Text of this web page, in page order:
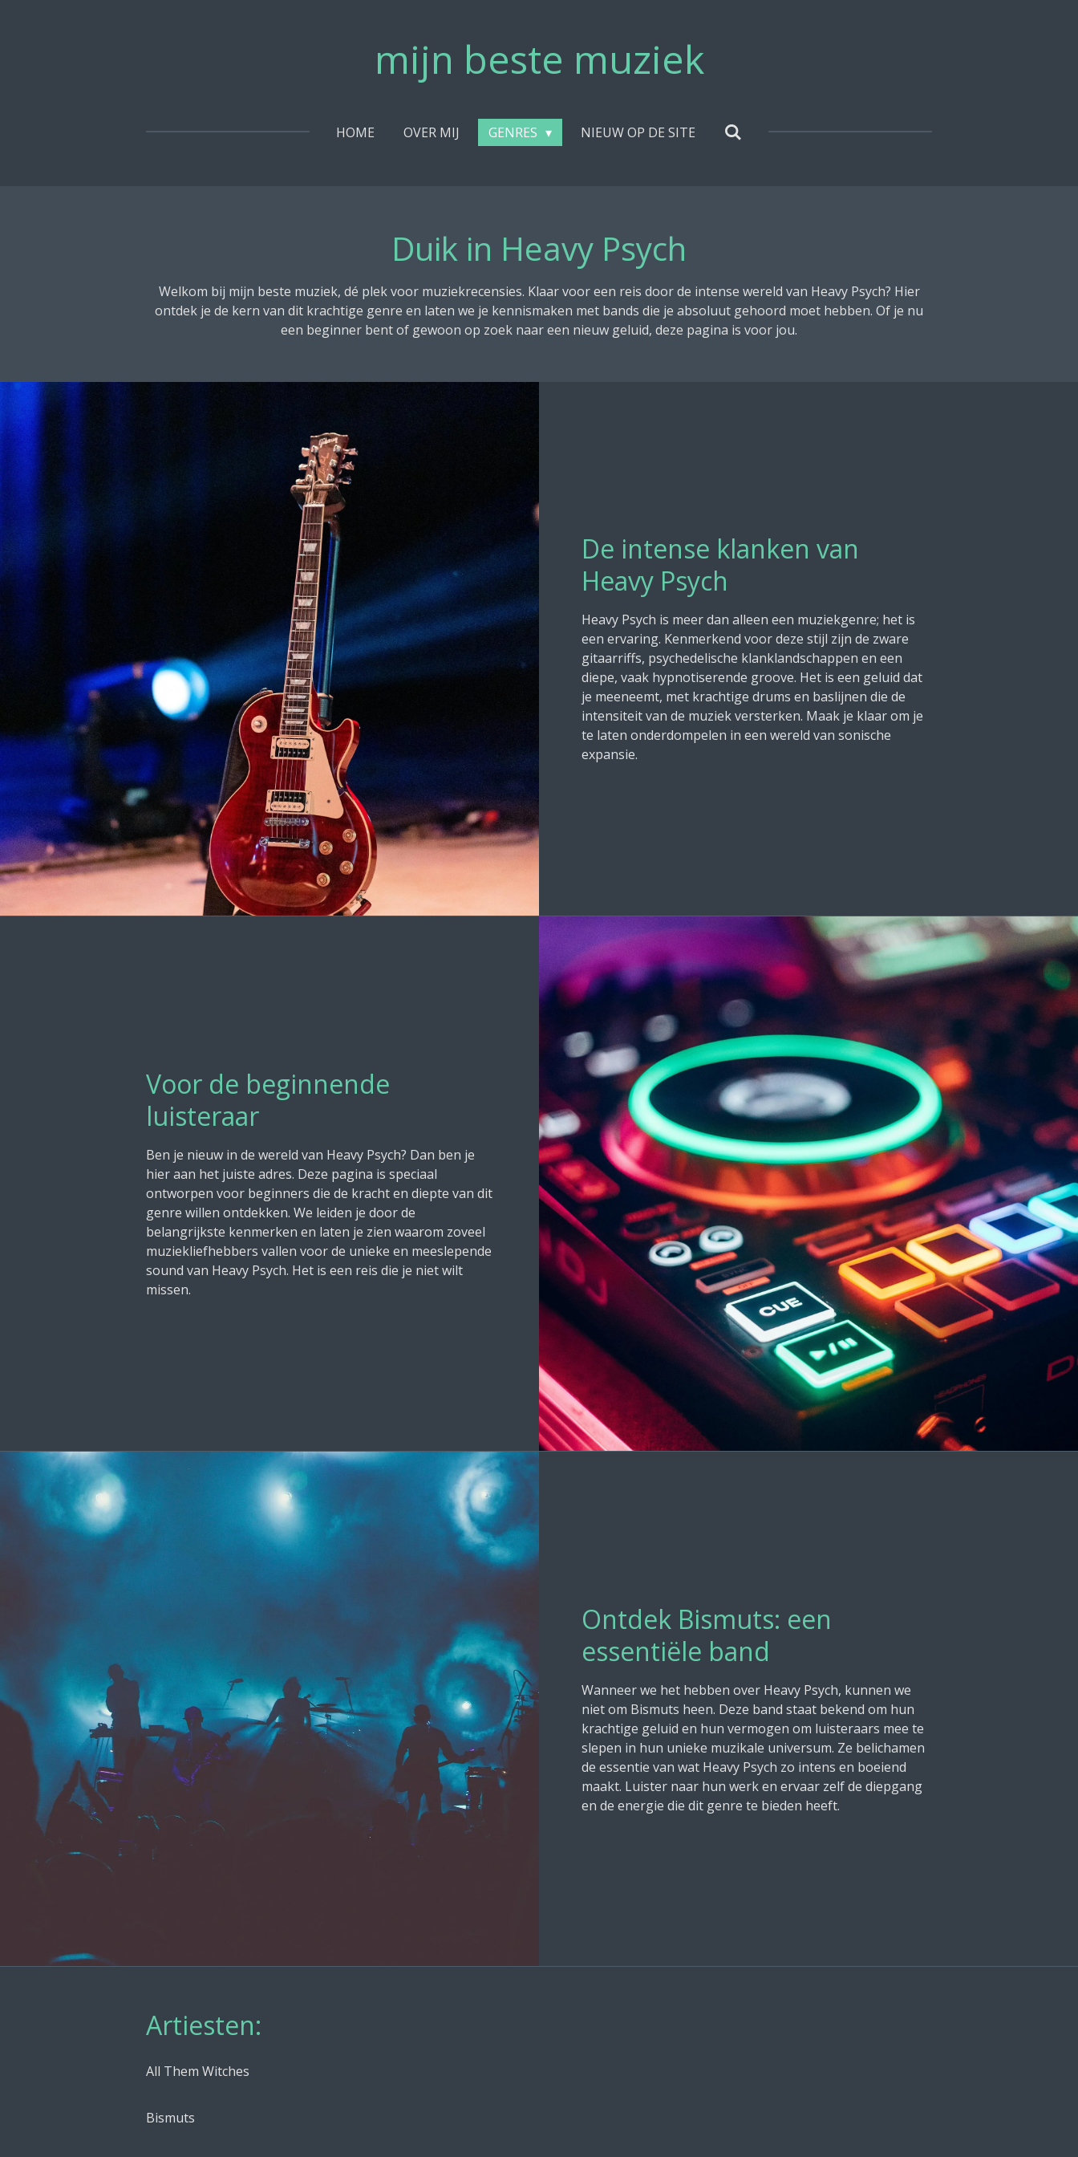
mijn beste muziek
HOME OVER MIJ GENRES NIEUW OP DE SITE
Duik in Heavy Psych
Welkom bij mijn beste muziek, dé plek voor muziekrecensies. Klaar voor een reis door de intense wereld van Heavy Psych? Hier
ontdek je de kern van dit krachtige genre en laten we je kennismaken met bands die je absoluut gehoord moet hebben. Of je nu
een beginner bent of gewoon op zoek naar een nieuw geluid, deze pagina is voor jou.
De intense klanken van
Heavy Psych
Heavy Psych is meer dan alleen een muziekgenre; het is
een ervaring. Kenmerkend voor deze stijl zijn de zware
gitaarriffs, psychedelische klanklandschappen en een
diepe, vaak hypnotiserende groove. Het is een geluid dat
je meeneemt, met krachtige drums en baslijnen die de
intensiteit van de muziek versterken. Maak je klaar om je
te laten onderdompelen in een wereld van sonische
expansie.
Voor de beginnende
luisteraar
Ben je nieuw in de wereld van Heavy Psych? Dan ben je
hier aan het juiste adres. Deze pagina is speciaal
ontworpen voor beginners die de kracht en diepte van dit
genre willen ontdekken. We leiden je door de
belangrijkste kenmerken en laten je zien waarom zoveel
muziekliefhebbers vallen voor de unieke en meeslepende
sound van Heavy Psych. Het is een reis die je niet wilt
missen.
Ontdek Bismuts: een
essentiële band
Wanneer we het hebben over Heavy Psych, kunnen we
niet om Bismuts heen. Deze band staat bekend om hun
krachtige geluid en hun vermogen om luisteraars mee te
slepen in hun unieke muzikale universum. Ze belichamen
de essentie van wat Heavy Psych zo intens en boeiend
maakt. Luister naar hun werk en ervaar zelf de diepgang
en de energie die dit genre te bieden heeft.
Artiesten:
All Them Witches
Bismuts